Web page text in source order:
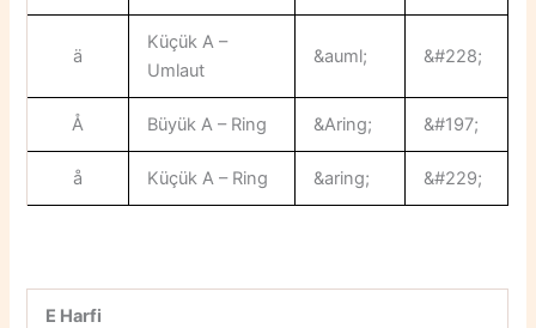
ä
Küçük A –
Umlaut
&auml; &#228;
Å Büyük A – Ring &Aring; &#197;
å Küçük A – Ring &aring; &#229;
E Harfi